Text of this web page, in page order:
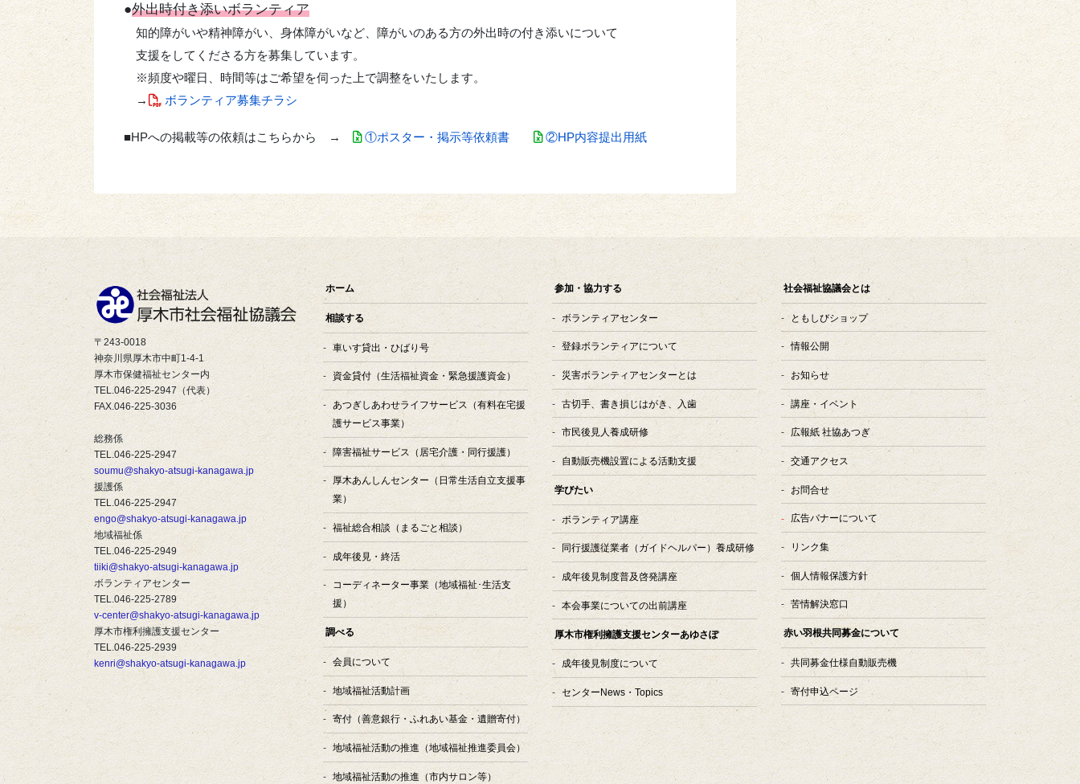
●外出時付き添いボランティア
知的障がいや精神障がい、身体障がいなど、障がいのある方の外出時の付き添いについて
支援をしてくださる方を募集しています。
※頻度や曜日、時間等はご希望を伺った上で調整をいたします。
→
ボランティア募集チラシ
■HPへの掲載等の依頼はこちらから → ①ポスター・掲示等依頼書 ②HP内容提出用紙
〒243-0018
神奈川県厚木市中町1-4-1
厚木市保健福祉センター内
TEL.046-225-2947（代表）
FAX.046-225-3036
総務係
TEL.046-225-2947
soumu@shakyo-atsugi-kanagawa.jp
援護係
TEL.046-225-2947
engo@shakyo-atsugi-kanagawa.jp
地域福祉係
TEL.046-225-2949
tiiki@shakyo-atsugi-kanagawa.jp
ボランティアセンター
TEL.046-225-2789
v-center@shakyo-atsugi-kanagawa.jp
厚木市権利擁護支援センター
TEL.046-225-2939
kenri@shakyo-atsugi-kanagawa.jp
ホーム
相談する
車いす貸出・ひばり号
資金貸付（生活福祉資金・緊急援護資金）
あつぎしあわせライフサービス
（有料在宅援
護サービス事業）
障害福祉サービス （居宅介護・同行援護）
厚木あんしんセンター （日常生活自立支援事
業）
福祉総合相談 （まるごと相談）
成年後見・終活
コーディネーター事業（地域福祉･生活支
援）
調べる
会員について
地域福祉活動計画
寄付（善意銀行・ふれあい基金・遺贈寄付）
地域福祉活動の推進（地域福祉推進委員会）
地域福祉活動の推進（市内サロン等）
参加・協力する
ボランティアセンター
登録ボランティアについて
災害ボランティアセンターとは
古切手、書き損じはがき、入歯
市民後見人養成研修
自動販売機設置による活動支援
学びたい
ボランティア講座
同行援護従業者（ガイドヘルパー）養成研修
成年後見制度普及啓発講座
本会事業についての出前講座
厚木市権利擁護支援センターあゆさぽ
成年後見制度について
センターNews・Topics
社会福祉協議会とは
ともしびショップ
情報公開
お知らせ
講座・イベント
広報紙 社協あつぎ
交通アクセス
お問合せ
広告バナーについて
リンク集
個人情報保護方針
苦情解決窓口
赤い羽根共同募金について
共同募金仕様自動販売機
寄付申込ページ